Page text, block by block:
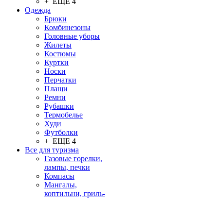
Одежда
Брюки
Комбинезоны
Головные уборы
Жилеты
Костюмы
Куртки
Носки
Перчатки
Плащи
Ремни
Рубашки
Термобелье
Худи
Футболки
+ ЕЩЕ 4
Все для туризма
Газовые горелки,
лампы, печки
Компасы
Мангалы,
коптильни, гриль-